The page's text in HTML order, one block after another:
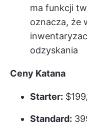
ma funkcji
oznacza, że
odzyskania
Ceny Katana
Starter:
Standard: